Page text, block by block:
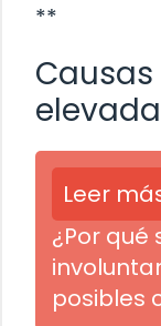
**
elevada
Leer
¿Por qué
posibles